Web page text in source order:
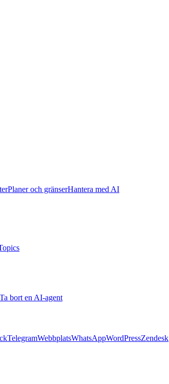
Planer och gränserHantera med AI
Ta bort en AI-agent
TelegramWebbplatsWhatsAppWordPressZendesk